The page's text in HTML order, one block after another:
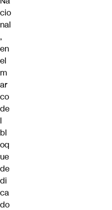
cio
nal
,
en
el
m
ar
co
de
l
bl
oq
ue
de
di
ca
do